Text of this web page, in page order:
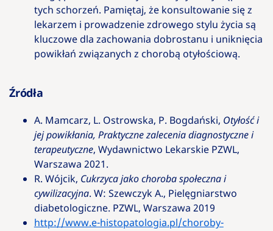
tych schorzeń. Pamiętaj, że konsultowanie się z
lekarzem i prowadzenie zdrowego stylu życia są
kluczowe dla zachowania dobrostanu i uniknięcia
powikłań związanych z chorobą otyłościową.
Źródła
A. Mamcarz, L. Ostrowska, P. Bogdański, Otyłość i
jej powikłania, Praktyczne zalecenia diagnostyczne i
terapeutyczne, Wydawnictwo Lekarskie PZWL,
Warszawa 2021.
R. Wójcik, Cukrzyca jako choroba społeczna i
cywilizacyjna. W: Szewczyk A., Pielęgniarstwo
diabetologiczne. PZWL, Warszawa 2019
http://www.e-histopatologia.pl/choroby-